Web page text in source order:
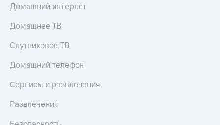
Домашний интернет
Домашнее ТВ
Спутниковое ТВ
Домашний телефон
Сервисы и развлечения
Развлечения